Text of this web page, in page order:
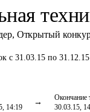
, Открытый
с 31.03.15 по 31.12.15
14:19
Окончание
30.03.15,